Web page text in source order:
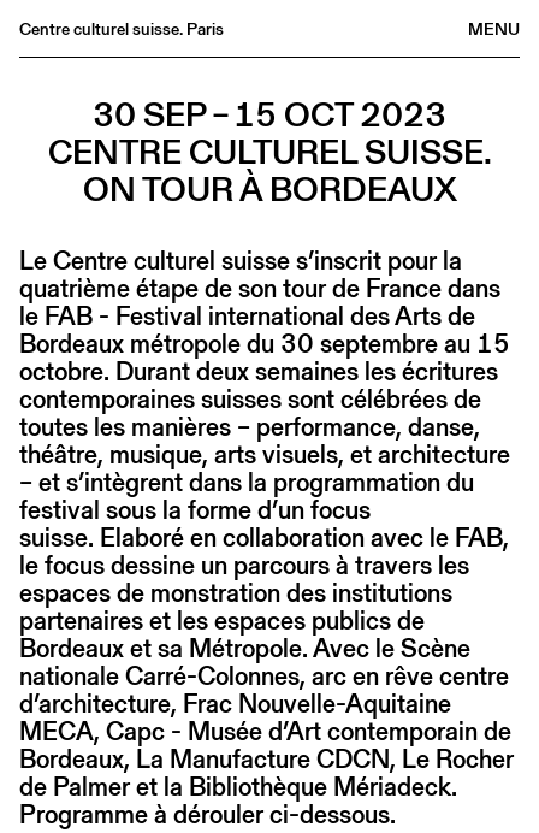
MENU
Centre culturel suisse. Paris
Bookshop
Buvette
Publications
About
FR/EN
30 SEP – 15 OCT 2023
CENTRE CULTUREL SUISSE.
ON TOUR À BORDEAUX
Le Centre culturel suisse s’inscrit pour la
quatrième étape de son tour de France dans
le FAB - Festival international des Arts de
Bordeaux métropole du 30 septembre au 15
octobre. Durant deux semaines les écritures
contemporaines suisses sont célébrées de
toutes les manières – performance, danse,
théâtre, musique, arts visuels, et architecture
– et s’intègrent dans la programmation du
festival sous la forme d’un focus
suisse. Elaboré en collaboration avec le FAB,
le focus dessine un parcours à travers les
espaces de monstration des institutions
partenaires et les espaces publics de
Bordeaux et sa Métropole. Avec le Scène
nationale Carré-Colonnes, arc en rêve centre
d’architecture, Frac Nouvelle-Aquitaine
MECA, Capc - Musée d’Art contemporain de
Bordeaux, La Manufacture CDCN, Le Rocher
de Palmer et la Bibliothèque Mériadeck.
Programme à dérouler ci-dessous.